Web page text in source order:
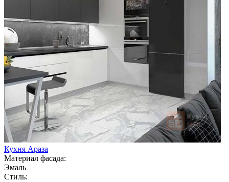
Кухня Араза
Материал фасада:
Эмаль
Стиль: